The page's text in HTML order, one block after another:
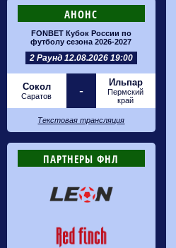
АНОНС
FONBET Кубок России по
футболу сезона 2026-2027
2 Раунд 12.08.2026 19:00
Сокол
Саратов -
Ильпар
Пермский
край
Текстовая трансляция
ПАРТНЕРЫ ФНЛ